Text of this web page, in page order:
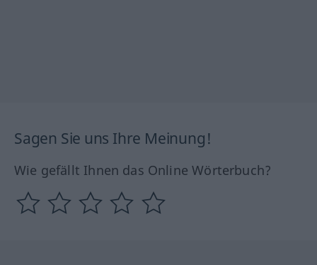
Sagen Sie uns Ihre Meinung!
Wie gefällt Ihnen das Online Wörterbuch?